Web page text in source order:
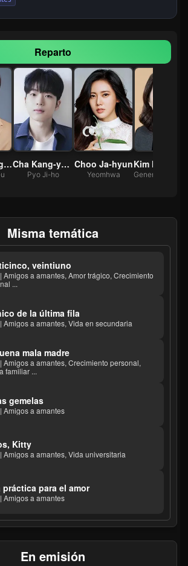
Reparto
Choo Young-woo Cha Kang-yoon
Pyo Ji-ho
Choo Ja-hyun
Yeomhwa
Misma temática
veintiuno
Amigos a amantes, Amor trágico, Crecimiento
...
de la última fila
Amigos a amantes, Vida en secundaria
mala madre
Amigos a amantes, Crecimiento personal,
familiar ...
gemelas
Amigos a amantes
Kitty
Amigos a amantes, Vida universitaria
práctica para el amor
Amigos a amantes
En emisión